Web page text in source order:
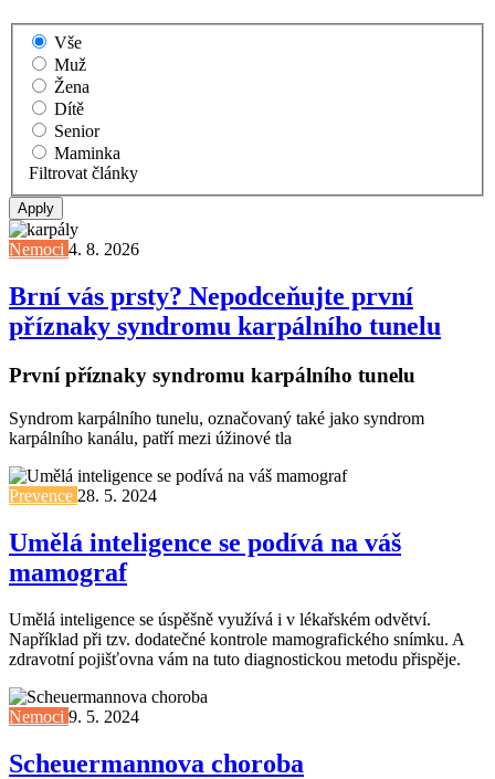
Vše
Muž
Žena
Dítě
Senior
Maminka
Filtrovat články
Nemoci 4. 8. 2026
Brní vás prsty? Nepodceňujte první
příznaky syndromu karpálního tunelu
První příznaky syndromu karpálního tunelu
Syndrom karpálního tunelu, označovaný také jako syndrom
karpálního kanálu, patří mezi úžinové tla
Prevence 28. 5. 2024
Umělá inteligence se podívá na váš
mamograf
Umělá inteligence se úspěšně využívá i v lékařském odvětví.
Například při tzv. dodatečné kontrole mamografického snímku. A
zdravotní pojišťovna vám na tuto diagnostickou metodu přispěje.
Nemoci 9. 5. 2024
Scheuermannova choroba